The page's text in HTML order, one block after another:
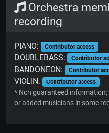
Orchestra
recording
PIANO: Contributor access
DOUBLEBASS: Contributor
BANDONEON: Contributor
VIOLIN: Contributor access
* Non guaranteed
or added musicians in some